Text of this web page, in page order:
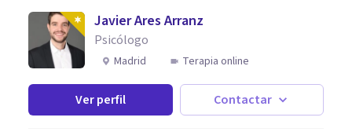
Javier Ares Arranz
Psicólogo
Madrid Terapia online
Ver perfil Contactar